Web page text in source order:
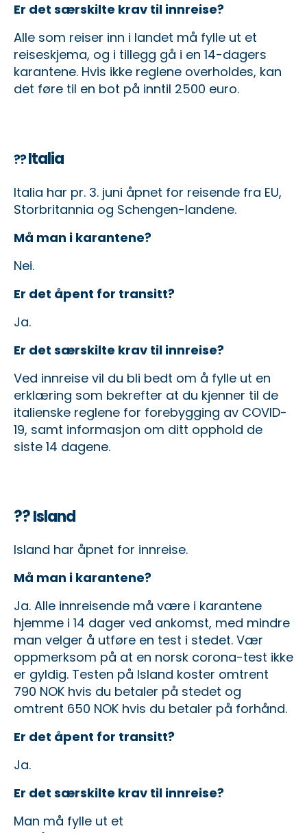
Er det særskilte krav til innreise?
Alle som reiser inn i landet må fylle ut et
reiseskjema, og i tillegg gå i en 14-dagers
karantene. Hvis ikke reglene overholdes, kan
det føre til en bot på inntil 2500 euro.
??Italia
Italia har pr. 3. juni åpnet for reisende fra EU,
Storbritannia og Schengen-landene.
Må man i karantene?
Nei.
Er det åpent for transitt?
Ja.
Er det særskilte krav til innreise?
Ved innreise vil du bli bedt om å fylle ut en
erklæring som bekrefter at du kjenner til de
italienske reglene for forebygging av COVID-
19, samt informasjon om ditt opphold de
siste 14 dagene.
?? Island
Island har åpnet for innreise.
Må man i karantene?
Ja. Alle innreisende må være i karantene
hjemme i 14 dager ved ankomst, med mindre
man velger å utføre en test i stedet. Vær
oppmerksom på at en norsk corona-test ikke
er gyldig. Testen på Island koster omtrent
790 NOK hvis du betaler på stedet og
omtrent 650 NOK hvis du betaler på forhånd.
Er det åpent for transitt?
Ja.
Er det særskilte krav til innreise?
Man må fylle ut et